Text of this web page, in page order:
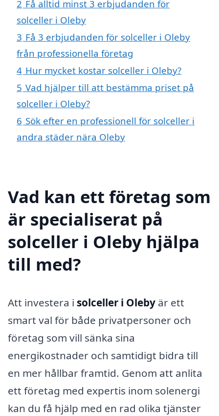
2 Få alltid minst 3 erbjudanden för
solceller i Oleby
3 Få 3 erbjudanden för solceller i Oleby
från professionella företag
4 Hur mycket kostar solceller i Oleby?
5 Vad hjälper till att bestämma priset på
solceller i Oleby?
6 Sök efter en professionell för solceller i
andra städer nära Oleby
Vad kan ett företag som
är specialiserat på
solceller i Oleby hjälpa
till med?
Att investera i solceller i Oleby är ett
smart val för både privatpersoner och
företag som vill sänka sina
energikostnader och samtidigt bidra till
en mer hållbar framtid. Genom att anlita
ett företag med expertis inom solenergi
kan du få hjälp med en rad olika tjänster